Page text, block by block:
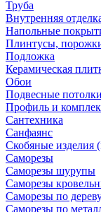
Труба
Внутренняя
Напольные
Плинтусы,
Подложка
Керамическая
Обои
Подвесные потолки
Профиль и
Сантехника
Санфаянс
Скобяные изделия
Саморезы
Саморезы шурупы
Саморезы
Саморезы по
Саморезы по